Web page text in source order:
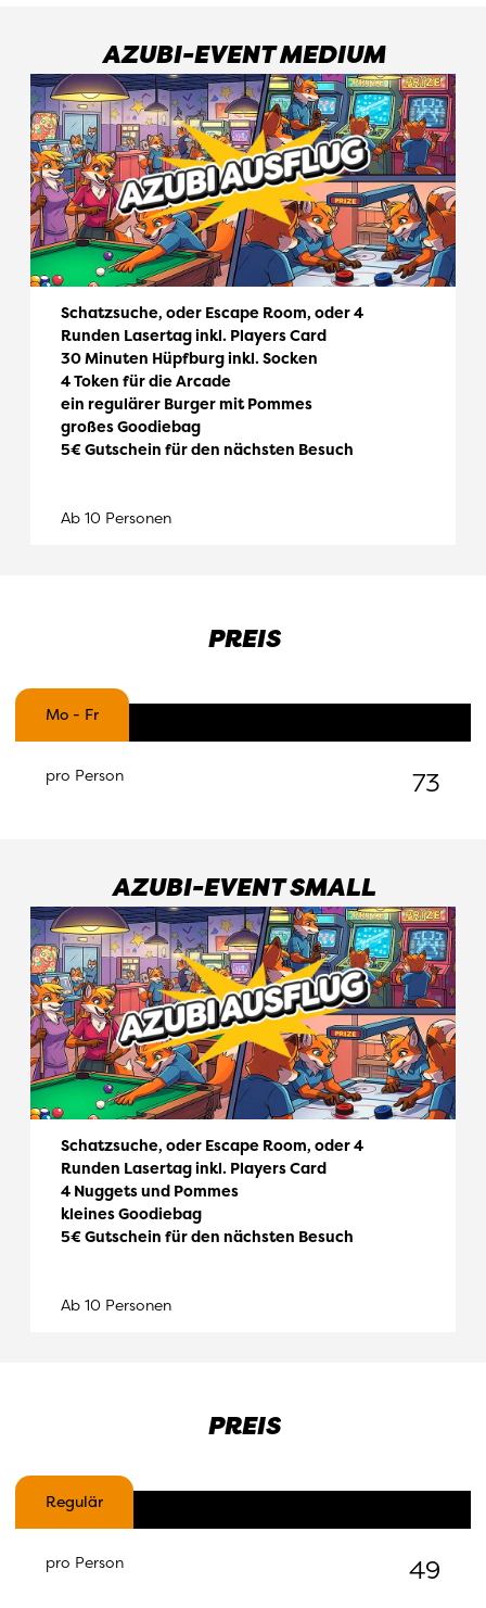
AZUBI-EVENT MEDIUM
Schatzsuche, oder Escape Room, oder 4
Runden Lasertag inkl. Players Card
30 Minuten Hüpfburg inkl. Socken
4 Token für die Arcade
ein regulärer Burger mit Pommes
großes Goodiebag
5€ Gutschein für den nächsten Besuch
Ab 10 Personen
PREIS
Mo - Fr
pro Person 73
AZUBI-EVENT SMALL
Schatzsuche, oder Escape Room, oder 4
Runden Lasertag inkl. Players Card
4 Nuggets und Pommes
kleines Goodiebag
5€ Gutschein für den nächsten Besuch
Ab 10 Personen
PREIS
Regulär
pro Person 49